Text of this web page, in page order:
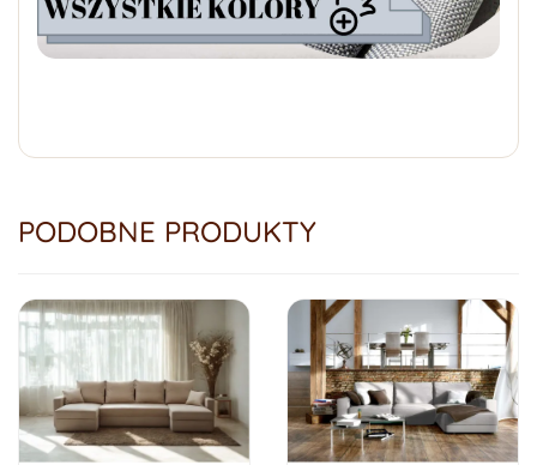
PODOBNE PRODUKTY